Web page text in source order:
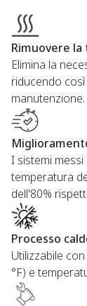
Rimuovere
Elimina la
riducendo
manutenzione.​
I sistemi
temperatura
dell'80%
Processo
Utilizzabile
°F) e